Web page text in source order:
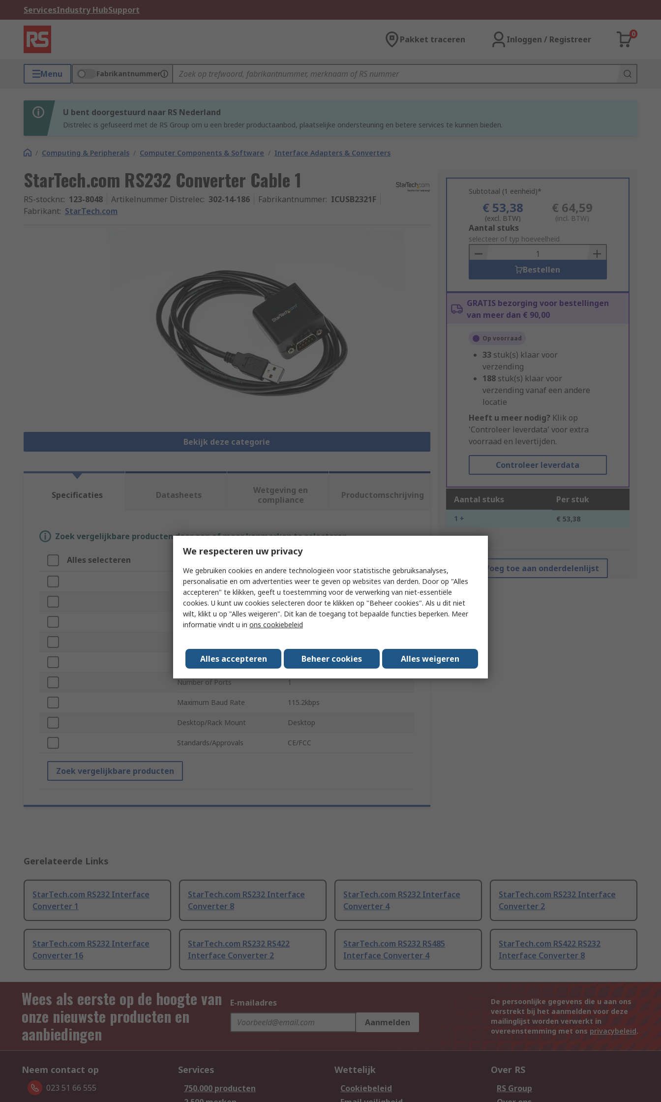
ServicesIndustry HubSupport
Pakket traceren Inloggen / Registreer
0
Menu Fabrikantnummer
U bent doorgestuurd naar RS Nederland
Distrelec is gefuseerd met de RS Group om u een breder productaanbod, plaatselijke ondersteuning en betere services te kunnen bieden.
/ Computing & Peripherals / Computer Components & Software / Interface Adapters & Converters
StarTech.com RS232 Converter Cable 1
RS-stocknr.: 123-8048 Artikelnummer Distrelec: 302-14-186 Fabrikantnummer: ICUSB2321F
Fabrikant: StarTech.com
Bekijk deze categorie
Subtotaal (1 eenheid)*
€ 53,38
(excl. BTW)
€ 64,59
(incl. BTW)
Add
to
Basket
Aantal stuks
selecteer of typ hoeveelheid
Bestellen
GRATIS bezorging voor bestellingen
van meer dan € 90,00
Op voorraad
33 stuk(s) klaar voor
verzending
188 stuk(s) klaar voor
verzending vanaf een andere
locatie
Heeft u meer nodig? Klik op
'Controleer leverdata' voor extra
voorraad en levertijden.
Controleer leverdata
Aantal stuks Per stuk
1 + € 53,38
Voeg toe aan onderdelenlijst
Specificaties Datasheets
Wetgeving en
compliance
Productomschrijving
Zoek vergelijkbare producten door een of meer kenmerken te selecteren.
Alles selecteren
Merk StarTech.com
Bus Type RS232
Product Type Converter Cable
Output Port D Sub
Number of Ports 1
Maximum Baud Rate 115.2kbps
Desktop/Rack Mount Desktop
Standards/Approvals CE/FCC
Zoek vergelijkbare producten
Gerelateerde Links
StarTech.com RS232 Interface
Converter 1
StarTech.com RS232 Interface
Converter 8
StarTech.com RS232 Interface
Converter 4
StarTech.com RS232 Interface
Converter 2
StarTech.com RS232 Interface
Converter 16
StarTech.com RS232 RS422
Interface Converter 2
StarTech.com RS232 RS485
Interface Converter 4
StarTech.com RS422 RS232
Interface Converter 8
Wees als eerste op de hoogte van
onze nieuwste producten en
aanbiedingen
E-mailadres
Aanmelden
De persoonlijke gegevens die u aan ons
verstrekt bij het aanmelden voor deze
mailinglijst worden verwerkt in
overeenstemming met ons privacybeleid.
Neem contact op
023 51 66 555
Services
750.000 producten
Wettelijk
Cookiebeleid
Over RS
RS Group
We respecteren uw privacy
We gebruiken cookies en andere technologieën voor statistische gebruiksanalyses,
personalisatie en om advertenties weer te geven op websites van derden. Door op "Alles
accepteren" te klikken, geeft u toestemming voor de verwerking van niet-essentiële
cookies. U kunt uw cookies selecteren door te klikken op "Beheer cookies". Als u dit niet
wilt, klikt u op "Alles weigeren". Dit kan de toegang tot bepaalde functies beperken. Meer
informatie vindt u in ons cookiebeleid
Alles accepteren Beheer cookies Alles weigeren